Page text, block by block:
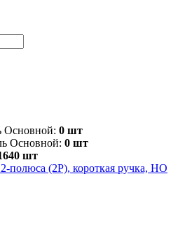
Основной: 0 шт
Основной: 0 шт
шт
полюса (2P), короткая ручка, НО